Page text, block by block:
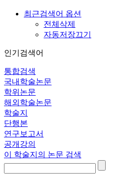
최근검색어 옵션
전체삭제
자동저장끄기
인기검색어
통합검색
국내학술논문
학위논문
해외학술논문
학술지
단행본
연구보고서
공개강의
이 학술지의 논문 검색